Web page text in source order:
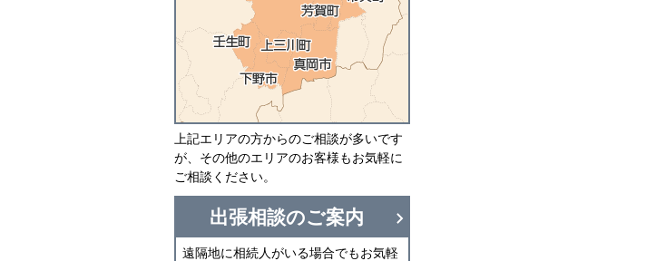
上記エリアの方からのご相談が多いです
が、その他のエリアのお客様もお気軽に
ご相談ください。
出張相談のご案内
遠隔地に相続人がいる場合でもお気軽